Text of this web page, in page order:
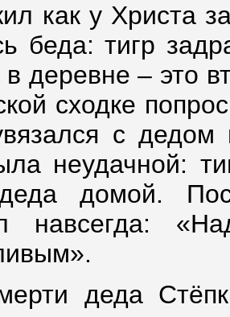
как у Христа
беда: тигр
деревне – это
сходке
с
неудачной:
домой.
навсегда:
деда